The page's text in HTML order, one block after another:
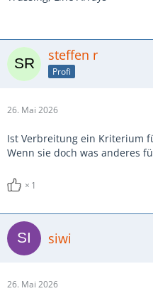
steffen r
Profi
26. Mai 2026
Ist Verbreitung ein Kriterium
Wenn sie doch was anderes
1
siwi
26. Mai 2026